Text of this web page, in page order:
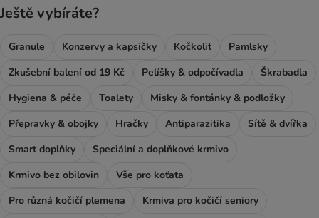
Ještě vybíráte?
Granule Konzervy a kapsičky Kočkolit
Pamlsky
Zkušební balení od 19 Kč
Pelíšky & odpočívadla
Škrabadla
Hygiena & péče
Toalety
Misky & fontánky & podložky
Přepravky & obojky
Hračky Antiparazitika
Sítě & dvířka
Smart doplňky
Speciální a doplňkové krmivo
Krmivo bez obilovin
Vše pro koťata
Pro různá kočičí plemena
Krmiva pro kočičí seniory